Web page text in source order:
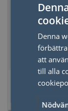
Kalender
Denna
att
till alla